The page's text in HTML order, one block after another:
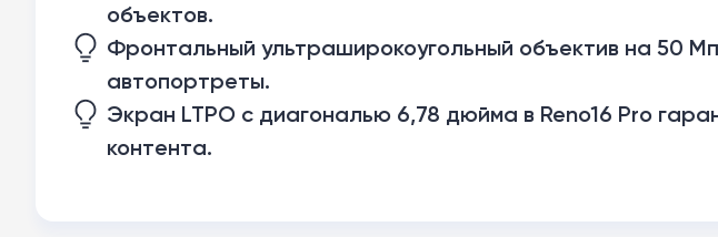
объектов.
Фронтальный ультраширокоугольный объектив на 50
автопортреты.
Экран LTPO с диагональю 6,78 дюйма в Reno16 Pro
контента.